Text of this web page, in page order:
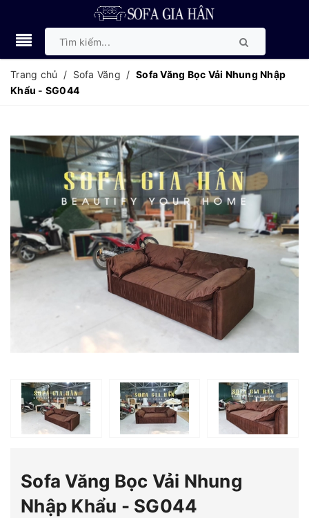
Trang chủ / Sofa Văng / Sofa Văng Bọc Vải Nhung Nhập
Khẩu - SG044
Sofa Văng Bọc Vải Nhung
Nhập Khẩu - SG044